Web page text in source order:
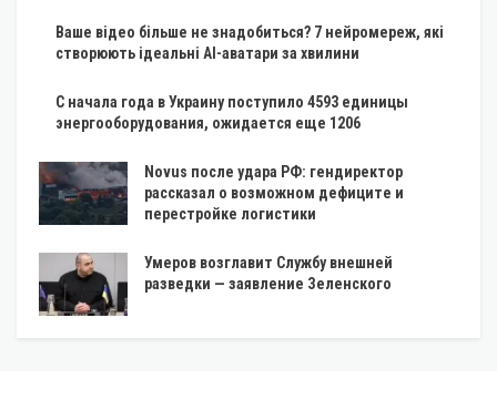
Ваше відео більше не знадобиться? 7 нейромереж, які
створюють ідеальні AI-аватари за хвилини
С начала года в Украину поступило 4593 единицы
энергооборудования, ожидается еще 1206
Novus после удара РФ: гендиректор
рассказал о возможном дефиците и
перестройке логистики
Умеров возглавит Службу внешней
разведки — заявление Зеленского